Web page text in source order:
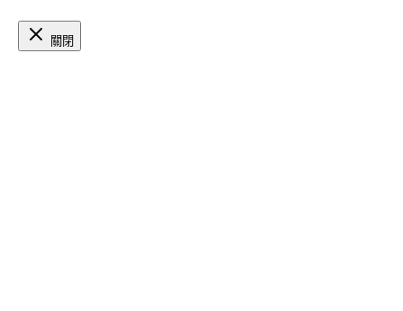
關閉